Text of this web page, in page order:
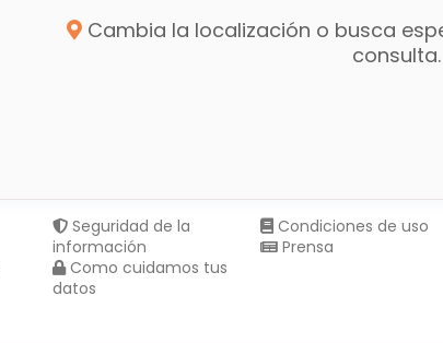
Cambia la localización o busca
consulta.
Seguridad de la
información
Como cuidamos tus
datos
Condiciones de uso
Prensa